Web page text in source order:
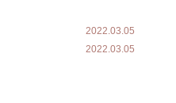
2022.03.05
2022.03.05